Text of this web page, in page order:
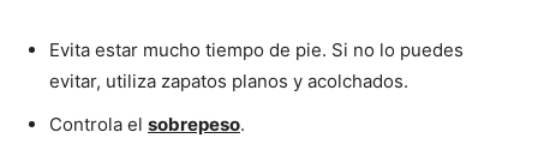
Evita estar mucho tiempo de pie. Si no lo puedes
evitar, utiliza zapatos planos y acolchados.
Controla el sobrepeso.